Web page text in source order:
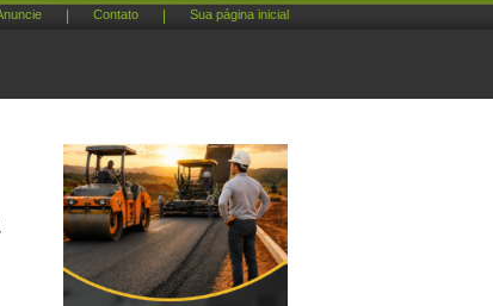
Contato Sua página inicial